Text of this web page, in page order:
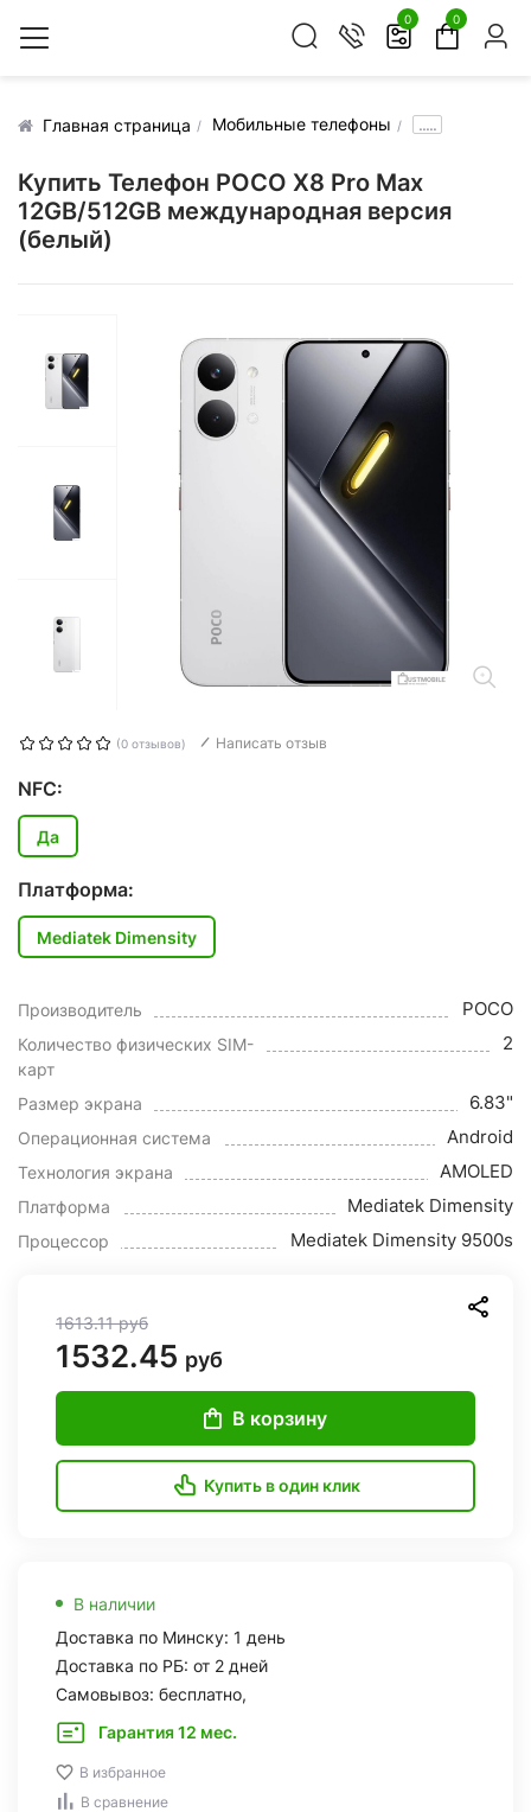
0 0
Главная страница Мобильные телефоны .....
Купить Телефон POCO X8 Pro Max
12GB/512GB международная версия
(белый)
(0 отзывов) Написать отзыв
NFC:
Да
Платформа:
Mediatek Dimensity
Производитель POCO
Количество физических SIM-
карт
2
Размер экрана 6.83"
Операционная система Android
Технология экрана AMOLED
Платформа Mediatek Dimensity
Процессор Mediatek Dimensity 9500s
1613.11руб
1532.45 руб
В корзину
Купить в один клик
В наличии
Доставка по Минску: 1 день
Доставка по РБ: от 2 дней
Самовывоз: бесплатно,
Гарантия 12 мес.
В избранное
В сравнение